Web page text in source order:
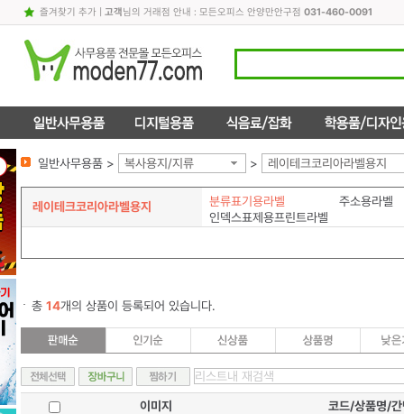
즐겨찾기 추가| 고객님의 거래점 안내 : 모든오피스 안양만안구점 031-460-0091
일반사무용품 > 복사용지/지류 > 레이테크코리아라벨용지
레이테크코리아라벨용지 분류표기용라벨
주소용라벨
인덱스표제용프린트라벨
총 14개의 상품이 등록되어 있습니다.
이미지 코드/상품명/간